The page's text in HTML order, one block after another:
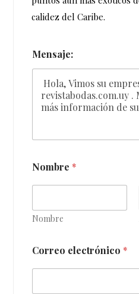
calidez del Caribe.
Mensaje:
Nombre *
Nombre
Correo electrónico *